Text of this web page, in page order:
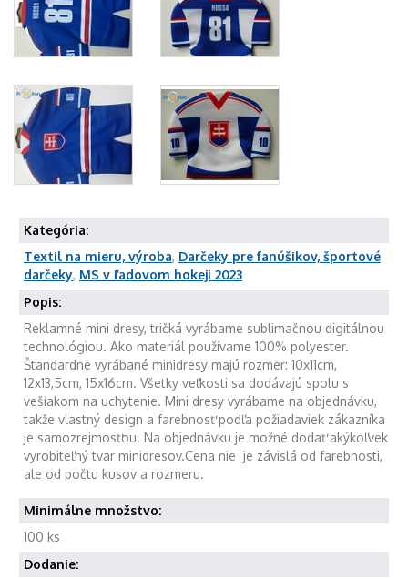
Kategória:
Textil na mieru, výroba, Darčeky pre fanúšikov, športové
darčeky, MS v ľadovom hokeji 2023
Popis:
Reklamné mini dresy, tričká vyrábame sublimačnou digitálnou
technológiou. Ako materiál používame 100% polyester.
Štandardne vyrábané minidresy majú rozmer: 10x11cm,
12x13,5cm, 15x16cm. Všetky veľkosti sa dodávajú spolu s
vešiakom na uchytenie. Mini dresy vyrábame na objednávku,
takže vlastný design a farebnosť podľa požiadaviek zákazníka
je samozrejmosťou. Na objednávku je možné dodať akýkoľvek
vyrobiteľný tvar minidresov.Cena nie je závislá od farebnosti,
ale od počtu kusov a rozmeru.
Minimálne množstvo:
100 ks
Dodanie: